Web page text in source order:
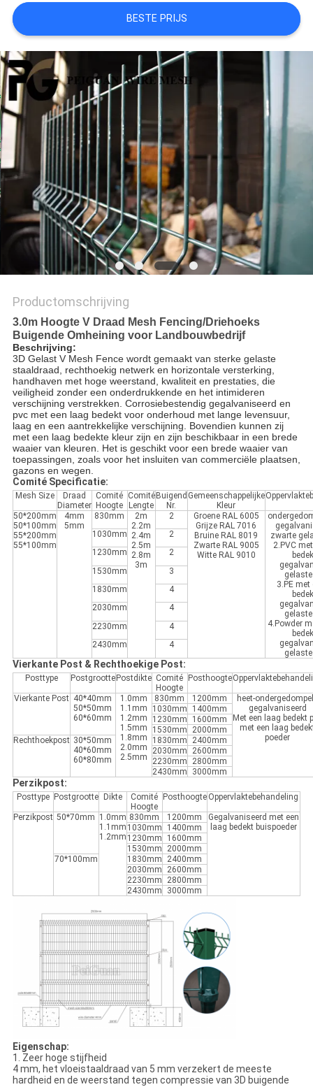
CITAAT
SITEMAP
PRIVACY
POLICY
BESTE PRIJS
Productomschrijving
3.0m Hoogte V Draad Mesh Fencing/Driehoeks
Buigende Omheining voor Landbouwbedrijf
Beschrijving:
3D Gelast V Mesh Fence wordt gemaakt van sterke gelaste
staaldraad, rechthoekig netwerk en horizontale versterking,
handhaven met hoge weerstand, kwaliteit en prestaties, die
veiligheid zonder een onderdrukkende en het intimideren
verschijning verstrekken. Corrosiebestendig gegalvaniseerd en
pvc met een laag bedekt voor onderhoud met lange levensuur,
laag en een aantrekkelijke verschijning. Bovendien kunnen zij
met een laag bedekte kleur zijn en zijn beschikbaar in een brede
waaier van kleuren. Het is geschikt voor een brede waaier van
toepassingen, zoals voor het insluiten van commerciële plaatsen,
gazons en wegen.
Comité Specificatie:
Mesh Size
Draad
Diameter
Comité
Hoogte
Comité
Lengte
Buigend
Nr.
Gemeenschappelijke
Kleur
50*200mm
50*100mm
55*200mm
55*100mm
4mm
5mm
830mm
2m
2.2m
2.4m
2.5m
2.8m
3m
2
Groene RAL 6005
Grijze RAL 7016
Bruine RAL 8019
Zwarte RAL 9005
Witte RAL 9010
zwarte
2.PVC
3.PE met
4.Powder
1030mm
2
1230mm
2
1530mm
3
1830mm
4
2030mm
4
2230mm
4
2430mm
4
Vierkante Post & Rechthoekige Post:
Posttype Postgrootte Postdikte Comité
Hoogte
Posthoogte
Vierkante Post 40*40mm
50*50mm
60*60mm
1.0mm
1.1mm
1.2mm
1.5mm
1.8mm
2.0mm
2.5mm
830mm 1200mm
heet-
gegalvaniseerd
Met een laag bedekt
met een laag
poeder
1030mm
1400mm
1230mm
1600mm
1530mm
2000mm
Rechthoekpost 30*50mm
40*60mm
60*80mm
1830mm
2400mm
2030mm
2600mm
2230mm
2800mm
2430mm
3000mm
Perzikpost:
Posttype Postgrootte Dikte
Comité
Hoogte
Posthoogte Oppervlaktebehandeling
Perzikpost 50*70mm 1.0mm
1.1mm
1.2mm
830mm 1200mm
Gegalvaniseerd met een
laag bedekt buispoeder
1030mm
1400mm
1230mm
1600mm
1530mm
2000mm
70*100mm
1830mm
2400mm
2030mm
2600mm
2230mm
2800mm
2430mm
3000mm
Eigenschap:
1. Zeer hoge stijfheid
4 mm, het vloeistaaldraad van 5 mm verzekert de meeste
hardheid en de weerstand tegen compressie van 3D buigende